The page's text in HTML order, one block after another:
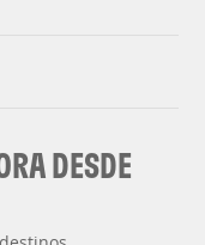
DESDE